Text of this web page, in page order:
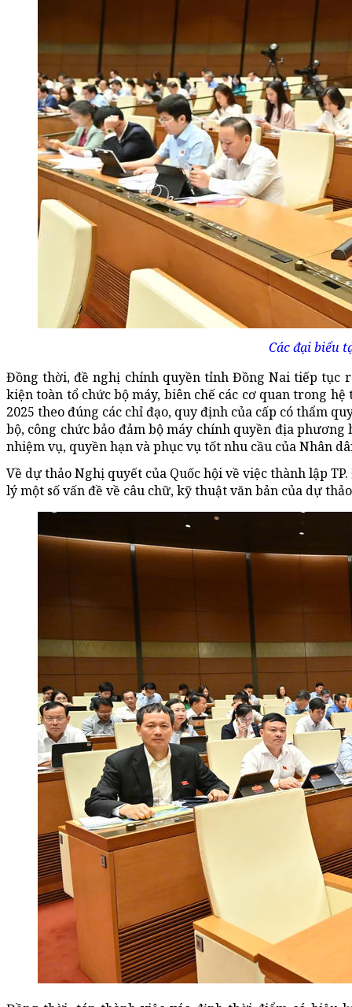
Các đại biểu
Đồng thời, đề nghị chính quyền tỉnh Đồng Nai tiếp tục
kiện toàn tổ chức bộ máy, biên chế các cơ quan trong
2025 theo đúng các chỉ đạo, quy định của cấp có thẩm
bộ, công chức bảo đảm bộ máy chính quyền địa
nhiệm vụ, quyền hạn và phục vụ tốt nhu cầu của Nhân
Về dự thảo Nghị quyết của Quốc hội về việc thành lập
lý một số vấn đề về câu chữ, kỹ thuật văn bản của dự